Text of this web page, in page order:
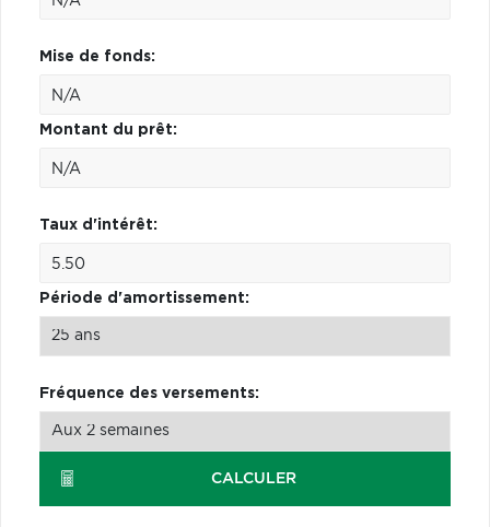
Mise de fonds:
Montant du prêt:
Taux d'intérêt:
Période d'amortissement:
Fréquence des versements:
CALCULER